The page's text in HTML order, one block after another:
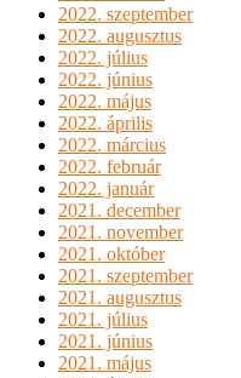
2022. szeptember
2022. augusztus
2022. július
2022. június
2022. május
2022. április
2022. március
2022. február
2022. január
2021. december
2021. november
2021. október
2021. szeptember
2021. augusztus
2021. július
2021. június
2021. május